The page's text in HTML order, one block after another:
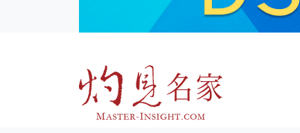
文化 財經 生活